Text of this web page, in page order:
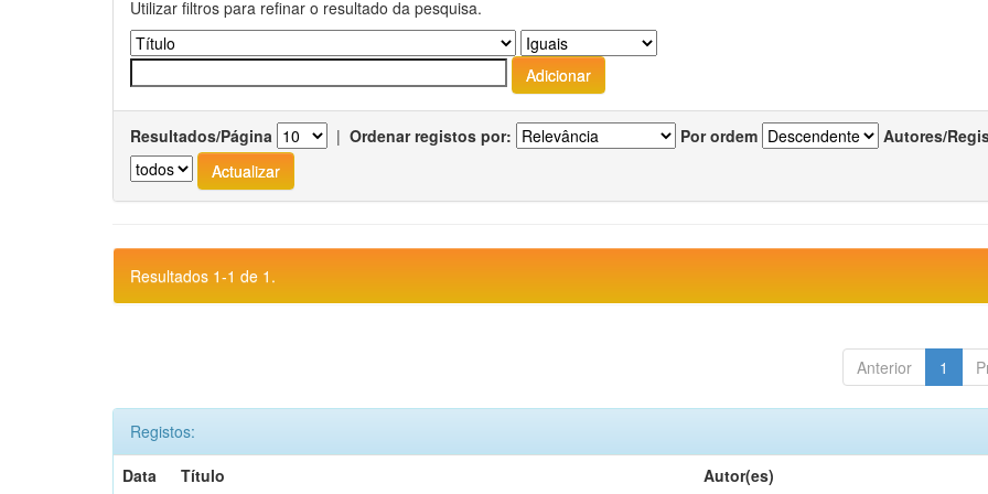
Utilizar filtros para refinar o resultado da pesquisa.
Resultados/Página | Ordenar registos por: Por ordem Autores/
Resultados 1-1 de 1.
Anterior 1
Registos:
Data
Título Autor(es)